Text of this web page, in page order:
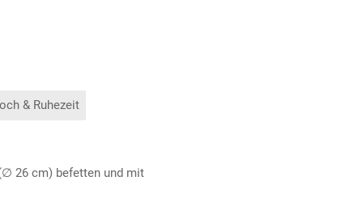
& Ruhezeit
26 cm) befetten und mit